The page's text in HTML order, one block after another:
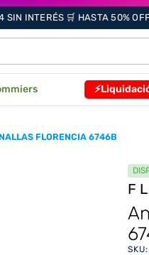
INTERÉS 🛒 HASTA 50% OFF
FLORENCIA 6746B
SKU: